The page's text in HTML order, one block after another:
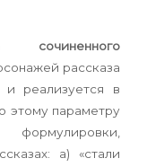
сочиненного
рассказа
и реализуется в
этому параметру
а) «стали